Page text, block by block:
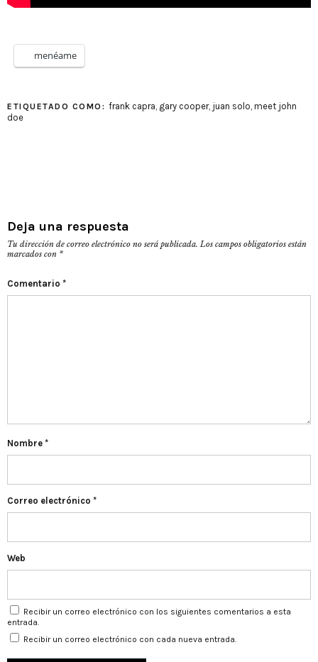
menéame
ETIQUETADO COMO: frank capra, gary cooper, juan solo, meet john
doe
Deja una respuesta
Tu dirección de correo electrónico no será publicada. Los campos obligatorios están
marcados con *
Comentario *
Nombre *
Correo electrónico *
Web
Recibir un correo electrónico con los siguientes comentarios a esta
entrada.
Recibir un correo electrónico con cada nueva entrada.